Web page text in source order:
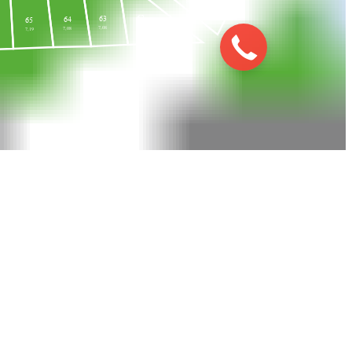
62
7,08
63
7,08
64
7,19
65